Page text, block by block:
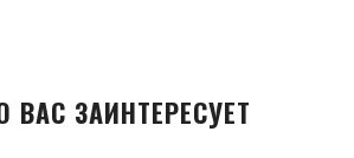
ЗАИНТЕРЕСУЕТ